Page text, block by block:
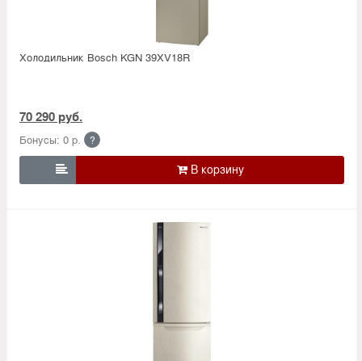
Холодильник Bosсh KGN 39XV18R
70 290 руб.
Бонусы: 0 р. ?
